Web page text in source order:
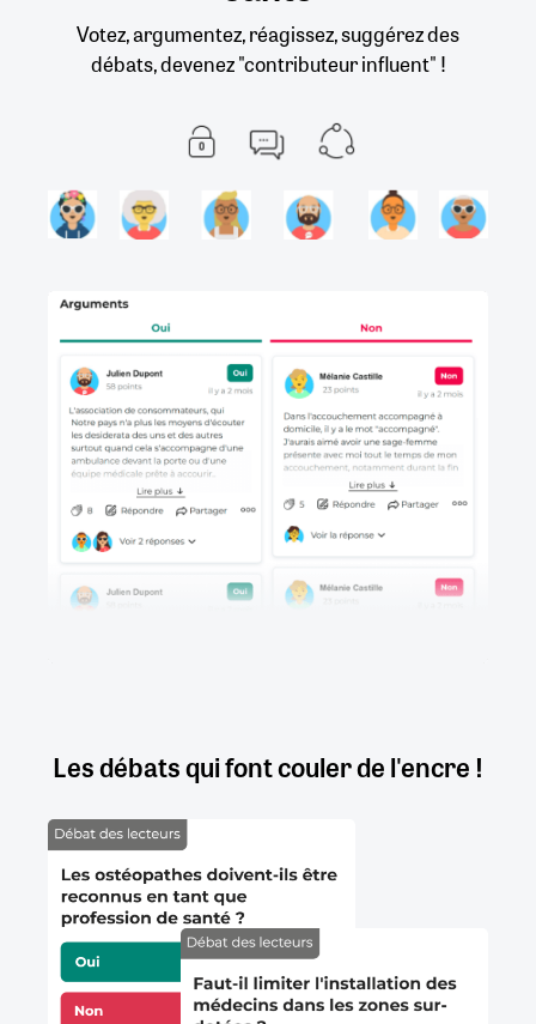
Votez, argumentez, réagissez, suggérez des
débats, devenez "contributeur influent" !
Les débats qui font couler de l'encre !